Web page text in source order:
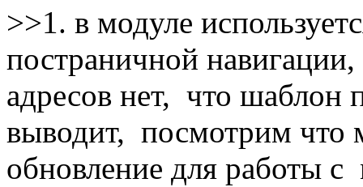
>>1. в модуле
постраничной
адресов нет, что шаблон
выводит, посмотрим что
обновление для работы